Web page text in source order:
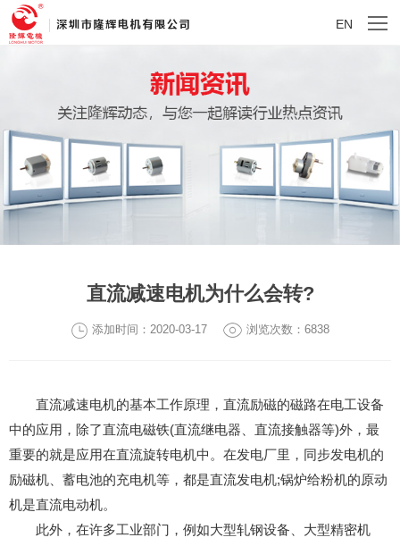
EN
直流减速电机为什么会转?
添加时间：2020-03-17 浏览次数：6838
直流减速电机的基本工作原理，直流励磁的磁路在电工设备
中的应用，除了直流电磁铁(直流继电器、直流接触器等)外，最
重要的就是应用在直流旋转电机中。在发电厂里，同步发电机的
励磁机、蓄电池的充电机等，都是直流发电机;锅炉给粉机的原动
机是直流电动机。
此外，在许多工业部门，例如大型轧钢设备、大型精密机